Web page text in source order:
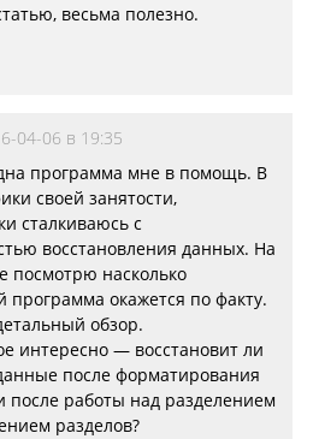
весьма полезно.
04-06 в 19:35
программа мне в помощь. В
своей занятости,
сталкиваюсь с
восстановления данных. На
посмотрю насколько
программа окажется по факту.
обзор.
интересно — восстановит ли
после форматирования
после работы над разделением
разделов?